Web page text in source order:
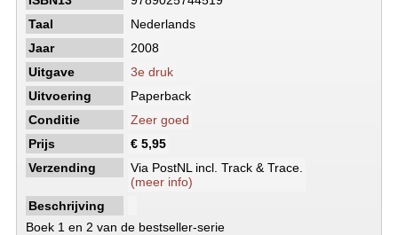
Taal
Nederlands
Jaar
2008
Uitgave
3e druk
Uitvoering
Paperback
Conditie
Zeer goed
Prijs
€ 5,95
Verzending
Via PostNL incl. Track & Trace.
(meer info)
Beschrijving
Boek 1 en 2 van de bestseller-serie